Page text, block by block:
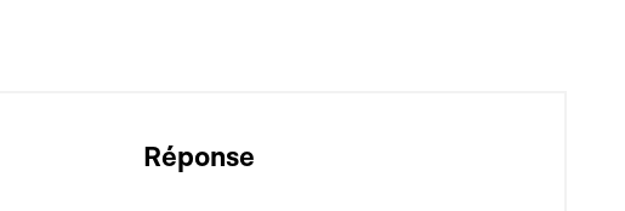
Réponse